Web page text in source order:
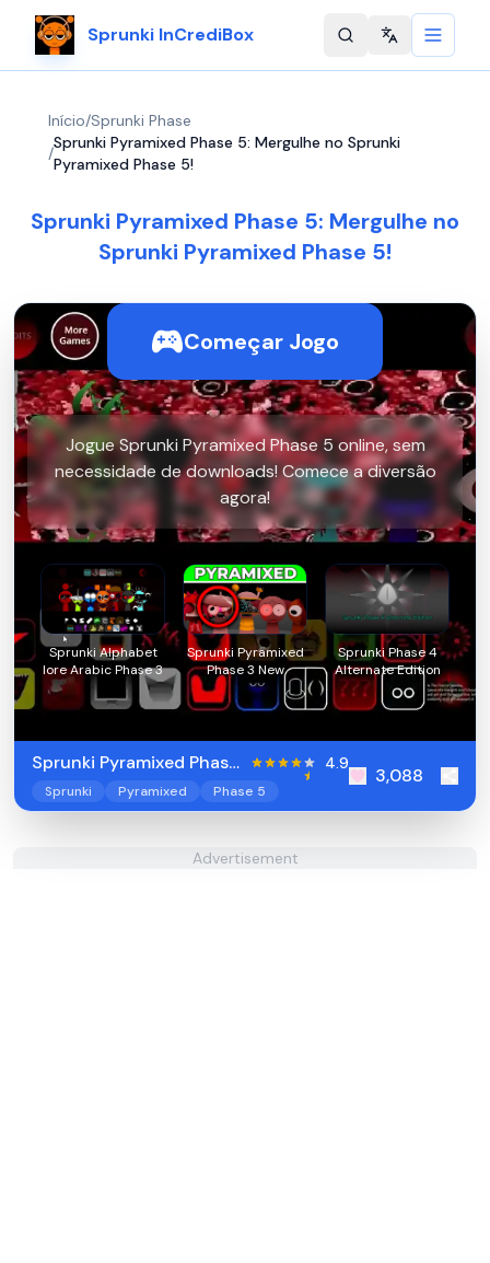
Sprunki InCrediBox Change
Início/Sprunki Phase
/
Sprunki Pyramixed Phase 5: Mergulhe no Sprunki
Pyramixed Phase 5!
Sprunki Pyramixed Phase 5: Mergulhe no
Sprunki Pyramixed Phase 5!
Começar Jogo
Jogue Sprunki Pyramixed Phase 5 online, sem
necessidade de downloads! Comece a diversão
agora!
Sprunki Alphabet
lore Arabic Phase 3
Sprunki Pyramixed
Phase 3 New
Sprunki Phase 4
Alternate Edition
Sprunki Pyramixed Phase
4.9
Sprunki Pyramixed Phase 5
3,088
Advertisement